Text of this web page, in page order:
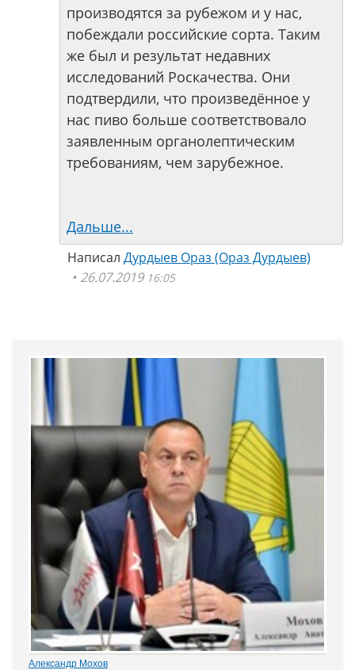
производятся за рубежом и у нас,
побеждали российские сорта. Таким
же был и результат недавних
исследований Роскачества. Они
подтвердили, что произведённое у
нас пиво больше соответствовало
заявленным органолептическим
требованиям, чем зарубежное.
Дальше...
Написал Дурдыев Ораз (Ораз Дурдыев)
26.07.2019 16:05
Александр Мохов